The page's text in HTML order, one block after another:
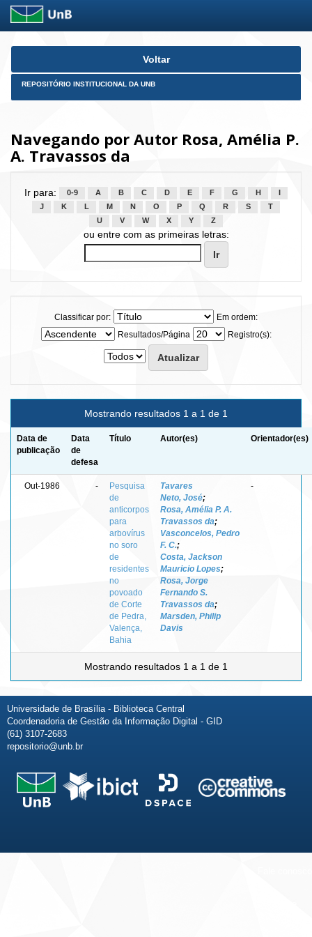
Skip
Voltar
REPOSITÓRIO INSTITUCIONAL DA UNB
Navegando por Autor Rosa, Amélia P.
A. Travassos da
Ir para: 0-9 A B C D E F G H
J
K L M N O P Q R S
T
U
V W X Y Z
ou entre com as primeiras letras:
Classificar por:
Em ordem:
Resultados/Página
Registro(s):
Mostrando resultados 1 a 1 de 1
Data de
publicação
Data
de
defesa
Título Autor(es) Orientador(es)
Out-1986 -
Pesquisa
de
anticorpos
para
arbovírus
no soro
de
residentes
no
povoado
de Corte
de Pedra,
Valença,
Bahia
Tavares
Neto, José;
Rosa, Amélia P. A.
Travassos da;
Vasconcelos, Pedro
F. C.;
Costa, Jackson
Mauricio Lopes;
Rosa, Jorge
Fernando S.
Travassos da;
Marsden, Philip
Davis
-
Mostrando resultados 1 a 1 de 1
Universidade de Brasília - Biblioteca Central
Coordenadoria de Gestão da Informação Digital - GID
(61) 3107-2683
repositorio@unb.br